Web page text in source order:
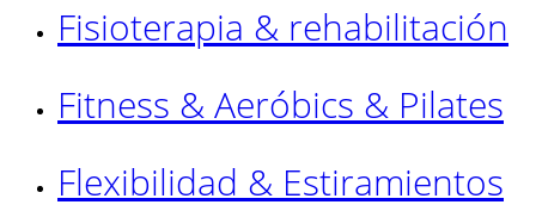
Fisioterapia & rehabilitación
Fitness & Aeróbics & Pilates
Flexibilidad & Estiramientos